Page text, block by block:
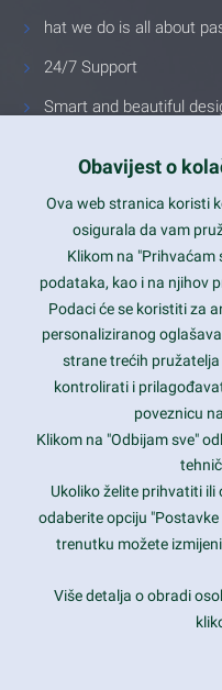
hat we do is all about
24/7 Support
Smart and beautiful
Latest trends and much
Contact Info
1600 Amphitheatre
prothemes.net@gmail.com
Daily: 9:00 am - 6:00 pm
Sunday: Closed
Copyright 2017FRESHFACE© All
Obavijest o
Ova web stranica koristi
osigurala da vam
Klikom na "Prihvaćam
podataka, kao i na njihov
Podaci će se koristiti za
personaliziranog
strane trećih
kontrolirati i
poveznicu
Klikom na "Odbijam sve"
Ukoliko želite prihvatiti
odaberite opciju
trenutku možete
Više detalja o obradi